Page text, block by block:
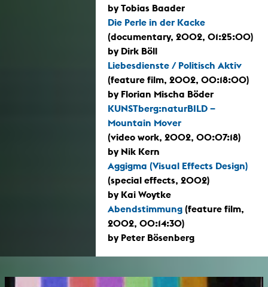
by Tobias Baader
Die Perle in der Kacke
(documentary, 2002, 01:25:00)
by Dirk Böll
Liebesdienste / Politisch Aktiv
(feature film, 2002, 00:18:00)
by Florian Mischa Böder
KUNSTberg:naturBILD –
Mountain Mover
(video work, 2002, 00:07:18)
by Nik Kern
Aggigma (Visual Effects Design)
(special effects, 2002)
by Kai Woytke
Abendstimmung (feature film,
2002, 00:14:30)
by Peter Bösenberg